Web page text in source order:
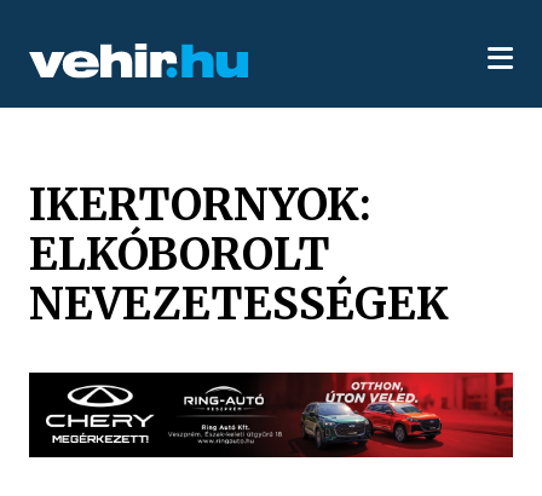
IKERTORNYOK:
ELKÓBOROLT
NEVEZETESSÉGEK